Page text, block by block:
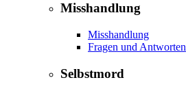
Misshandlung
Misshandlung
Fragen und Antworten
Selbstmord